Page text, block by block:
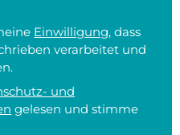
Einwilligung, dass
verarbeitet und
und
gelesen und stimme